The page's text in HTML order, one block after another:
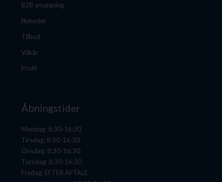
B2B ansøgning
Nyheder
Tilbud
Vilkår
Profil
Åbningstider
Mandag: 8:30-16:30
Tirsdag: 8:30-16:30
Onsdag: 8:30-16:30
Torsdag: 8:30-16:30
Fredag: EFTER AFTALE